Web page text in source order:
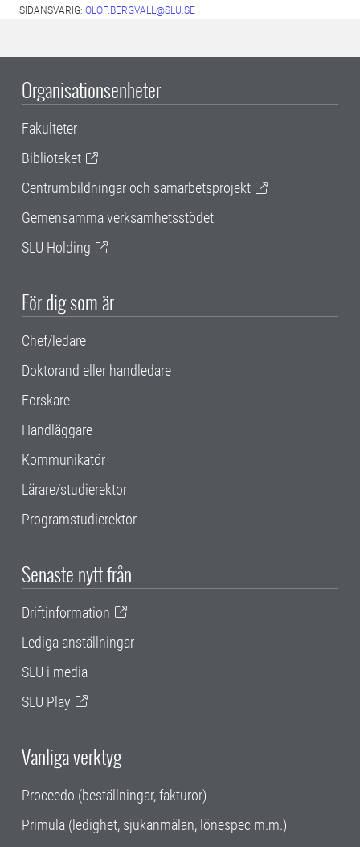
SIDANSVARIG: OLOF.BERGVALL@SLU.SE
Organisationsenheter
Fakulteter
Biblioteket
Centrumbildningar och samarbetsprojekt
Gemensamma verksamhetsstödet
SLU Holding
För dig som är
Chef/ledare
Doktorand eller handledare
Forskare
Handläggare
Kommunikatör
Lärare/studierektor
Programstudierektor
Senaste nytt från
Driftinformation
Lediga anställningar
SLU i media
SLU Play
Vanliga verktyg
Proceedo (beställningar, fakturor)
Primula (ledighet, sjukanmälan, lönespec m.m.)